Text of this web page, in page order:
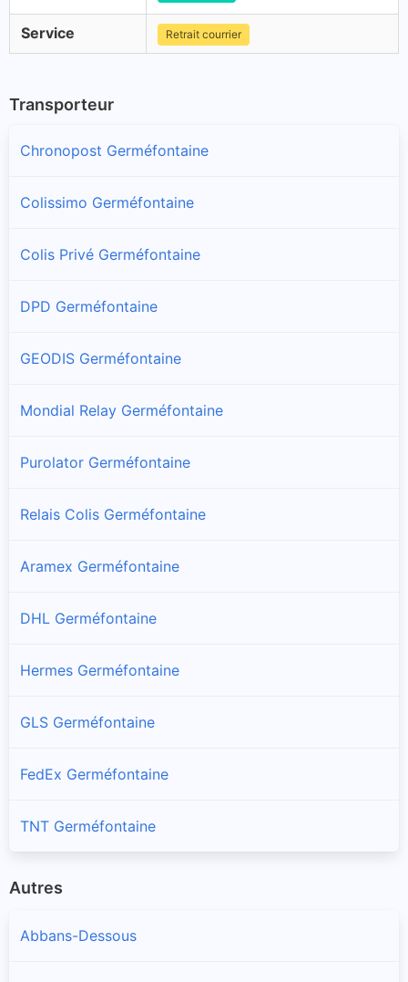
Service Retrait courrier
Transporteur
Chronopost Germéfontaine
Colissimo Germéfontaine
Colis Privé Germéfontaine
DPD Germéfontaine
GEODIS Germéfontaine
Mondial Relay Germéfontaine
Purolator Germéfontaine
Relais Colis Germéfontaine
Aramex Germéfontaine
DHL Germéfontaine
Hermes Germéfontaine
GLS Germéfontaine
FedEx Germéfontaine
TNT Germéfontaine
Autres
Abbans-Dessous